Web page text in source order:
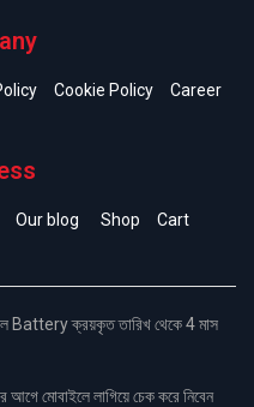
Cookie Policy Career
Our blog Shop Cart
Battery ক্রয়কৃত তারিখ থেকে 4 মাস
মোবাইলে লাগিয়ে চেক করে নিবেন